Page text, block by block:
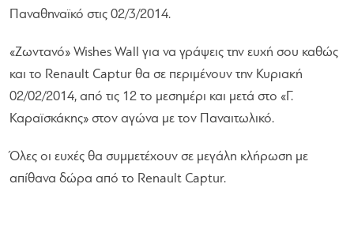
Παναθηναϊκό στις 02/3/2014.
«Ζωντανό» Wishes Wall για να γράψεις την ευχή σου καθώς
και το Renault Captur θα σε περιμένουν την Κυριακή
02/02/2014, από τις 12 το μεσημέρι και μετά στο «Γ.
Καραϊσκάκης» στον αγώνα με τον Παναιτωλικό.
Όλες οι ευχές θα συμμετέχουν σε μεγάλη κλήρωση με
απίθανα δώρα από το Renault Captur.